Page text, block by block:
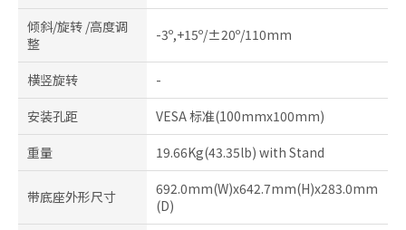
倾斜/旋转 /高度调
整
-3º,+15º/±20º/110mm
横竖旋转
-
安装孔距
VESA 标准(100mmx100mm)
重量
19.66Kg(43.35lb) with Stand
带底座外形尺寸
692.0mm(W)x642.7mm(H)x283.0mm
(D)